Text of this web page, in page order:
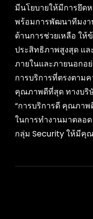
มีนโยบายให้มีการยึ
พร้อมการพัฒนาทีมง
ด้านการช่วยเหลือ ให้
ประสิทธิภาพสูงสุด แ
ภายในและภายนอกอ
การบริการที่ตรงตาม
คุณภาพดีที่สุด ทางบริ
“การบริการดี คุณภาพ
ในการทำงานมาตลอ
กลุ่ม Security ให้มีคุ